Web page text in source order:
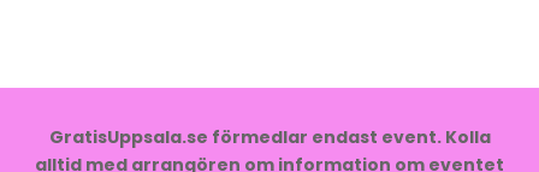
GratisUppsala.se förmedlar endast event. Kolla
alltid med arrangören om information om eventet